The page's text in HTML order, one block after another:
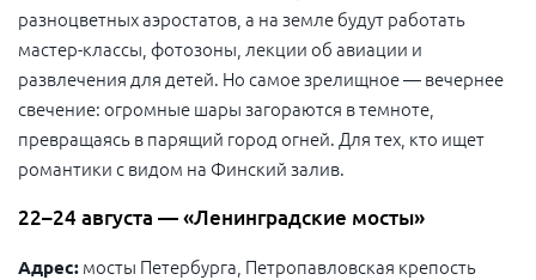
разноцветных аэростатов, а на земле будут работать
мастер-классы, фотозоны, лекции об авиации и
развлечения для детей. Но самое зрелищное — вечернее
свечение: огромные шары загораются в темноте,
превращаясь в парящий город огней. Для тех, кто ищет
романтики с видом на Финский залив.
22–24 августа — «Ленинградские мосты»
Адрес: мосты Петербурга, Петропавловская крепость